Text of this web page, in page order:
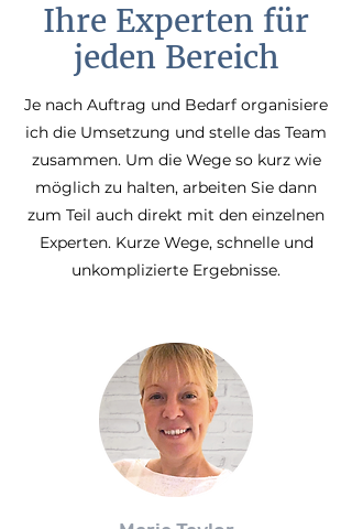
Ihre Experten für
jeden Bereich
Je nach Auftrag und Bedarf organisiere
ich die Umsetzung und stelle das Team
zusammen. Um die Wege so kurz wie
möglich zu halten, arbeiten Sie dann
zum Teil auch direkt mit den einzelnen
Experten. Kurze Wege, schnelle und
unkomplizierte Ergebnisse.